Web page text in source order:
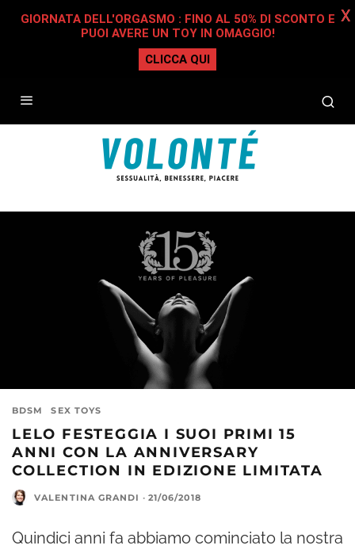
BDSM SEX TOYS
LELO FESTEGGIA I SUOI PRIMI 15
ANNI CON LA ANNIVERSARY
COLLECTION IN EDIZIONE LIMITATA
VALENTINA GRANDI · 21/06/2018
Quindici anni fa abbiamo cominciato la nostra
GIORNATA DELL'ORGASMO : FINO AL 50% DI SCONTO E
PUOI AVERE UN TOY IN OMAGGIO!
CLICCA QUI
X